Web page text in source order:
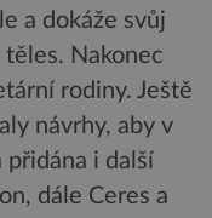
a dokáže svůj
Nakonec
rodiny. Ještě
návrhy, aby v
přidána i další
dále Ceres a